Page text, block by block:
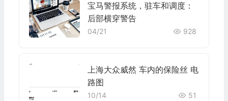
宝马警报系统，驻车和调度：
后部横穿警告
04/21 928
上海大众威然 车内的保险丝 电
路图
10/14 51